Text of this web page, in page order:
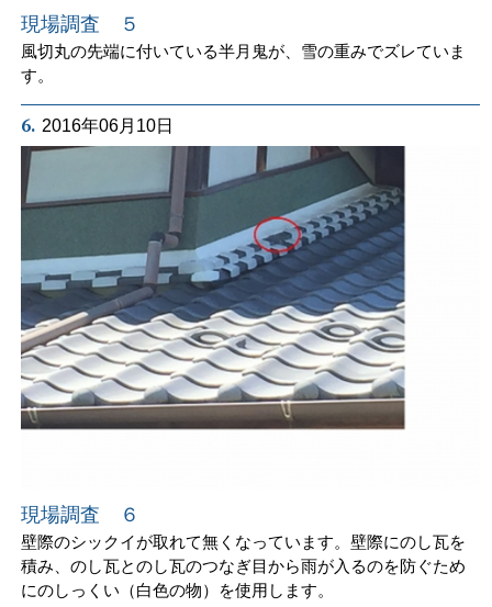
現場調査 ５
風切丸の先端に付いている半月鬼が、雪の重みでズレていま
す。
6. 2016年06月10日
現場調査 ６
壁際のシックイが取れて無くなっています。壁際にのし瓦を
積み、のし瓦とのし瓦のつなぎ目から雨が入るのを防ぐため
にのしっくい（白色の物）を使用します。